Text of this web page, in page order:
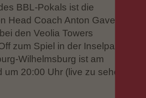
BBL-Pokals ist die
Head Coach Anton Gavel
den Veolia Towers
zum Spiel in der Inselpark
Wilhelmsburg ist am
um 20:00 Uhr (live zu sehen